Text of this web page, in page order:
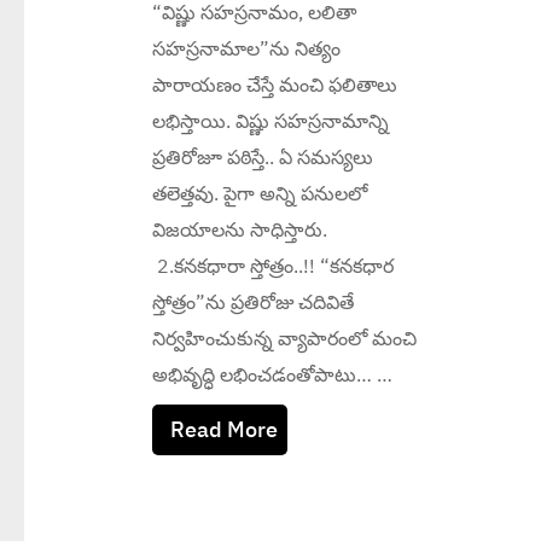
“విష్ణు సహస్రనామం, లలితా
సహస్రనామాల”ను నిత్యం
పారాయణం చేస్తే మంచి ఫలితాలు
లభిస్తాయి. విష్ణు సహస్రనామాన్ని
ప్రతిరోజూ పఠిస్తే.. ఏ సమస్యలు
తలెత్తవు. పైగా అన్ని పనులలో
విజయాలను సాధిస్తారు.
2.కనకధారా స్తోత్రం..!! “కనకధార
స్తోత్రం”ను ప్రతిరోజు చదివితే
నిర్వహించుకున్న వ్యాపారంలో మంచి
అభివృద్ధి లభించడంతోపాటు… …
Read More